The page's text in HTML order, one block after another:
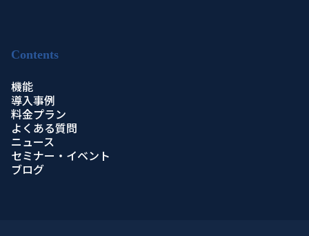
Contents
機能
導入事例
料金プラン
よくある質問
ニュース
セミナー・イベント
ブログ